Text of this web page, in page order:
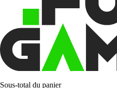
Sous-total du panier